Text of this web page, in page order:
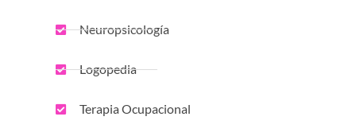
Neuropsicología
Logopedia
Terapia Ocupacional